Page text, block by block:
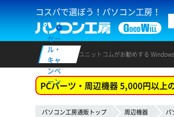
コスパで選ぼう！パソコン工房！
セー
ル・
キャ
ンペ
ーン
ユニットコムがお勧めする
PCパーツ・周辺機器 5,000円以上
パソコン工房通販トップ 周辺機器 パ